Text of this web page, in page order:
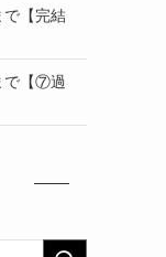
で【完結
で【⑦過